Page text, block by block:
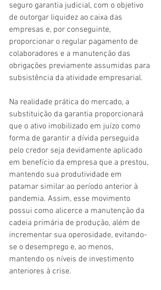
seguro garantia judicial, com o objetivo
de outorgar liquidez ao caixa das
empresas e, por conseguinte,
proporcionar o regular pagamento de
colaboradores e a manutenção das
obrigações previamente assumidas para
subsistência da atividade empresarial.
Na realidade prática do mercado, a
substituição da garantia proporcionará
que o ativo imobilizado em juízo como
forma de garantir a dívida perseguida
pelo credor seja devidamente aplicado
em benefício da empresa que a prestou,
mantendo sua produtividade em
patamar similar ao período anterior à
pandemia. Assim, esse movimento
possui como alicerce a manutenção da
cadeia primária de produção, além de
incrementar sua operosidade, evitando-
se o desemprego e, ao menos,
mantendo os níveis de investimento
anteriores à crise.